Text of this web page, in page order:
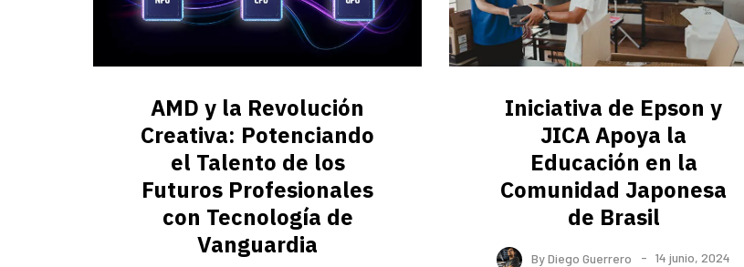
AMD y la Revolución
Creativa: Potenciando
el Talento de los
Futuros Profesionales
con Tecnología de
Vanguardia
Iniciativa de Epson y
JICA Apoya la
Educación en la
Comunidad Japonesa
de Brasil
ByDiego Guerrero 14 junio, 2024